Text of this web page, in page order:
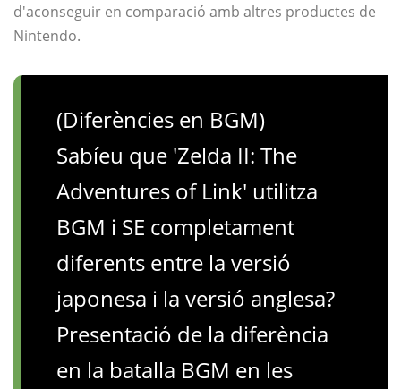
d'aconseguir en comparació amb altres productes de
Nintendo.
(Diferències en BGM)
Sabíeu que 'Zelda II: The
Adventures of Link' utilitza
BGM i SE completament
diferents entre la versió
japonesa i la versió anglesa?
Presentació de la diferència
en la batalla BGM en les